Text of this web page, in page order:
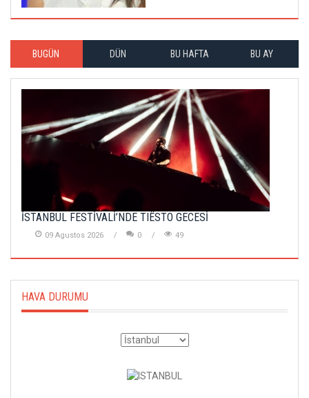
BUGÜN DÜN BU HAFTA BU AY
İSTANBUL FESTİVALİ’NDE TIËSTO GECESİ
09 Agustos 2026 0 49
HAVA DURUMU